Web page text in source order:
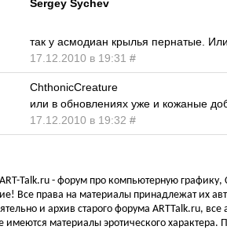
Sergey Sychev
так у асмодиан крылья пернатые.
17.12.2010 в 19:31 #
СhthonicСreature
или в обновлениях уже и кожаные
17.12.2010 в 19:32 #
Talk.ru - форум про компьютерную графику,
Все права на материалы принадлежат их
и архив старого форума ARTTalk.ru,
имеются материалы эротического характера.